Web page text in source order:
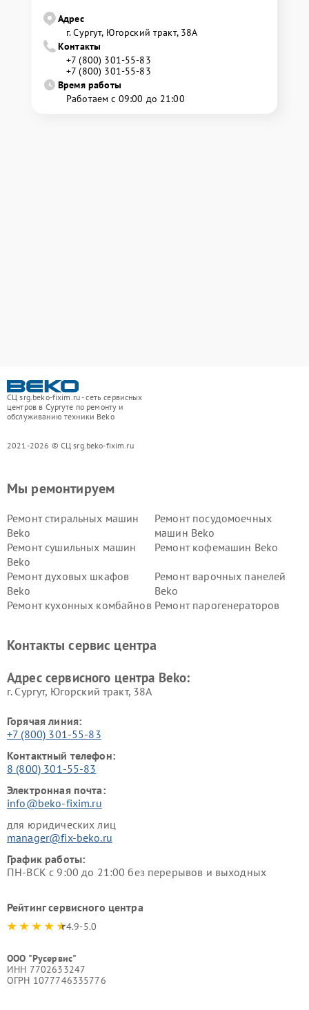
Адрес
г. Сургут, Югорский тракт, 38А
Контакты
+7 (800) 301-55-83
+7 (800) 301-55-83
Время работы
Работаем с 09:00 до 21:00
СЦ srg.beko-fixim.ru - сеть сервисных
центров в Сургуте по ремонту и
обслуживанию техники Beko
2021-2026 © СЦ srg.beko-fixim.ru
Мы ремонтируем
Ремонт стиральных машин
Beko
Ремонт посудомоечных
машин Beko
Ремонт сушильных машин
Beko
Ремонт кофемашин Beko
Ремонт духовых шкафов
Beko
Ремонт варочных панелей
Beko
Ремонт кухонных комбайнов Ремонт парогенераторов
Ремонт холодильников Beko Ремонт морозильных камер
Контакты сервис центра
Адрес сервисного центра Beko:
г. Сургут, Югорский тракт, 38А
Горячая линия:
+7 (800) 301-55-83
Контактный телефон:
8 (800) 301-55-83
Электронная почта:
info@beko-fixim.ru
для юридических лиц
manager@fix-beko.ru
График работы:
ПН-ВСК с 9:00 до 21:00 без перерывов и выходных
Рейтинг сервисного центра
4.9-5.0
ООО "Русервис"
ИНН 7702633247
ОГРН 1077746335776